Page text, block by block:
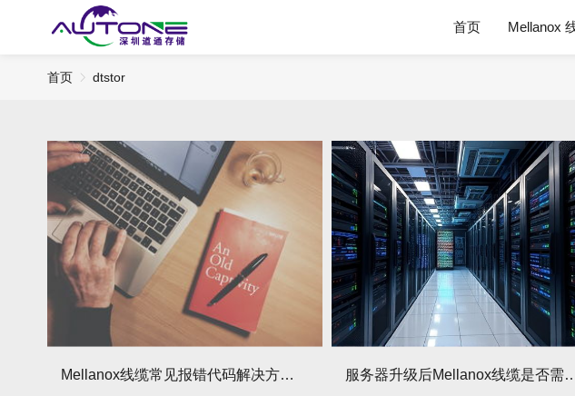
首页 Mellanox
首页 dtstor
Mellanox线缆常见报错代码解决方法！ 服务器升级后Mellanox线